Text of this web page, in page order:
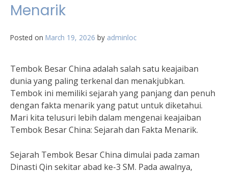
Menarik
Posted on March 19, 2026 by adminloc
Tembok Besar China adalah salah satu keajaiban
dunia yang paling terkenal dan menakjubkan.
Tembok ini memiliki sejarah yang panjang dan penuh
dengan fakta menarik yang patut untuk diketahui.
Mari kita telusuri lebih dalam mengenai keajaiban
Tembok Besar China: Sejarah dan Fakta Menarik.
Sejarah Tembok Besar China dimulai pada zaman
Dinasti Qin sekitar abad ke-3 SM. Pada awalnya,